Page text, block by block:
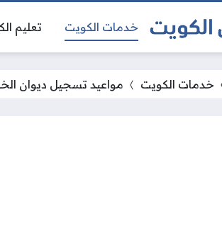
خدمات الكويت تعليم
خدمات الكويت مواعيد تسجيل ديوان